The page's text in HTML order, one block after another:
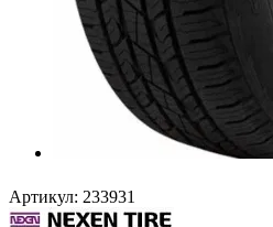
Артикул: 233931